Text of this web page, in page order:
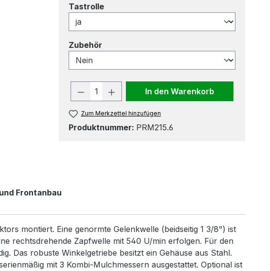
Tastrolleauswählen
Zubehörauswählen
Produkt Anzahl: Gib den
In den Warenkorb
Zum Merkzettel hinzufügen
Produktnummer: PRM215.6
Frontanbau
montiert. Eine genormte Gelenkwelle (beidseitig 1 3/8") ist
rechtsdrehende Zapfwelle mit 540 U/min erfolgen. Für den
Das robuste Winkelgetriebe besitzt ein Gehäuse aus Stahl.
mit 3 Kombi-Mulchmessern ausgestattet. Optional ist